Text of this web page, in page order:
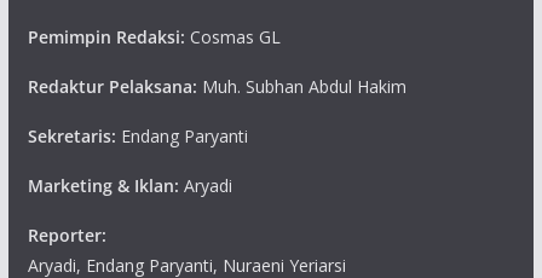
Pemimpin Redaksi: Cosmas GL
Redaktur Pelaksana: Muh. Subhan Abdul Hakim
Sekretaris: Endang Paryanti
Marketing & Iklan: Aryadi
Reporter:
Aryadi, Endang Paryanti, Nuraeni Yeriarsi